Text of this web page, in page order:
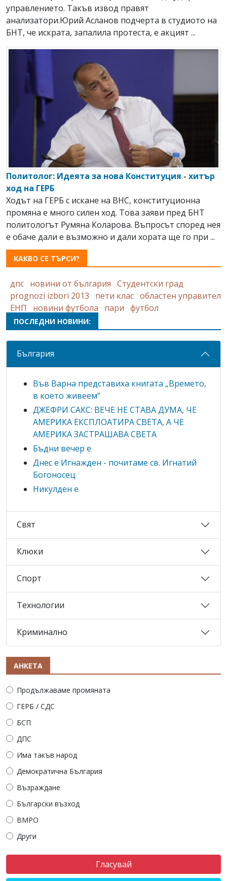
управлението. Такъв извод правят
анализатори.Юрий Асланов подчерта в студиото на
БНТ, че искрата, запалила протеста, е акцият ...
Политолог: Идеята за нова Конституция - хитър
ход на ГЕРБ
Ходът на ГЕРБ с искане на ВНС, конституционна
промяна е много силен ход. Това заяви пред БНТ
политологът Румяна Коларова. Въпросът според нея
е обаче дали е възможно и дали хората ще го при ...
КАКВО СЕ ТЪРСИ?
дпс новини от българия Студентски град
prognozi izbori 2013
пети клас областен управител
ЕНП
новини футбола пари футбол
ПОСЛЕДНИ НОВИНИ:
България
Във Варна представиха книгата „Времето,
в което живеем“
ДЖЕФРИ САКС: ВЕЧЕ НЕ СТАВА ДУМА, ЧЕ
АМЕРИКА ЕКСПЛОАТИРА СВЕТА, А ЧЕ
АМЕРИКА ЗАСТРАШАВА СВЕТА
Бъдни вечер е
Днес е Игнажден - почитаме св. Игнатий
Богоносец
Никулден е
Свят
Клюки
Спорт
Технологии
Криминално
АНКЕТА
Продължаваме промяната
ГЕРБ / СДС
БСП
ДПС
Има такъв народ
Демократична България
Възраждане
Български възход
ВМРО
Други